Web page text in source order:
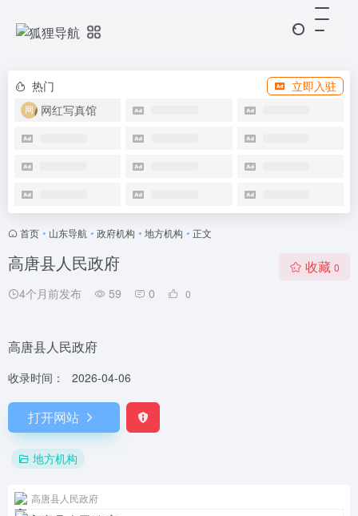
热门
立即入驻
网红写真馆
首页 • 山东导航 • 政府机构 • 地方机构 • 正文
高唐县人民政府
4个月前发布 59 0 0
收藏 0
高唐县人民政府
收录时间： 2026-04-06
打开网站
地方机构
高唐县人民政府